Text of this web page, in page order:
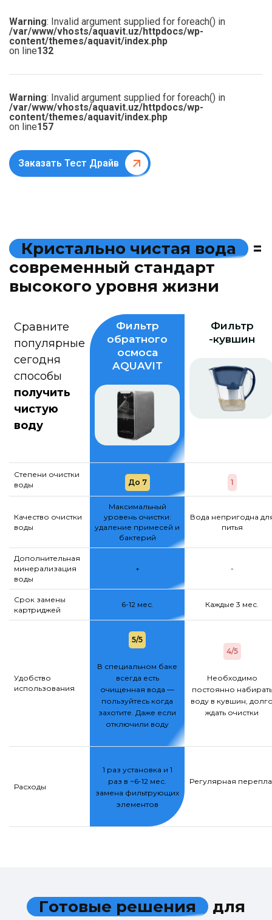
Warning: Invalid argument supplied for foreach() in
/var/www/vhosts/aquavit.uz/httpdocs/wp-
content/themes/aquavit/index.php
on line132
Warning: Invalid argument supplied for foreach() in
/var/www/vhosts/aquavit.uz/httpdocs/wp-
content/themes/aquavit/index.php
on line157
Заказать Тест Драйв
Кристально чистая вода
=
современный стандарт
высокого уровня жизни
Сравните
популярные
сегодня
способы
получить
чистую
воду
Фильтр
обратного
осмоса
AQUAVIT
Фильтр
-кувшин
Степени очистки
воды
До 7 1
Качество очистки
воды
Максимальный
уровень очистки:
удаление примесей и
бактерий
Вода непригодна
питья
Дополнительная
минерализация
воды
+ -
Срок замены
картриджей
6-12 мес. Каждые 3 мес.
Удобство
использования
5/5
В специальном баке
всегда есть
очищенная вода —
пользуйтесь когда
захотите. Даже если
отключили воду
4/5
Необходимо
постоянно набирать
воду в кувшин,
ждать очистки
Расходы
1 раз установка и 1
раз в ~6-12 мес.
замена фильтрующих
элементов
Регулярная
Готовые решения для